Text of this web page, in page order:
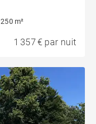
250 m²
1 357 € par nuit